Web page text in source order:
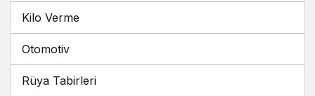
Kilo Verme
Otomotiv
Rüya Tabirleri